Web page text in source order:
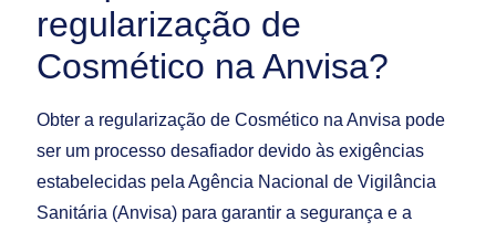
regularização de
Cosmético na Anvisa?
Obter a regularização de Cosmético na Anvisa pode
ser um processo desafiador devido às exigências
estabelecidas pela Agência Nacional de Vigilância
Sanitária (Anvisa) para garantir a segurança e a